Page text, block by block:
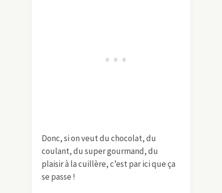
Donc, si on veut du chocolat, du
coulant, du super gourmand, du
plaisir à la cuillère, c’est par ici que ça
se passe !